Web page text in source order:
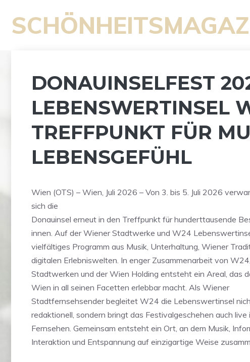
Inhalt
springen
DONAUINSELFEST
LEBENSWERTINSEL
TREFFPUNKT FÜR
LEBENSGEFÜHL
Wien (OTS) – Wien, Juli 2026 – Von 3. bis 5. Juli 2026
sich die
Donauinsel erneut in den Treffpunkt für hunderttausende
innen. Auf der Wiener Stadtwerke und W24
vielfältiges Programm aus Musik, Unterhaltung, Wiener
digitalen Erlebniswelten. In enger Zusammenarbeit von
Stadtwerken und der Wien Holding entsteht ein Areal, das
Wien in all seinen Facetten erlebbar macht. Als Wiener
Stadtfernsehsender begleitet W24 die Lebenswertinsel
redaktionell, sondern bringt das Festivalgeschehen auch live
Fernsehen. Gemeinsam entsteht ein Ort, an dem Musik,
Interaktion und Entspannung auf einzigartige Weise